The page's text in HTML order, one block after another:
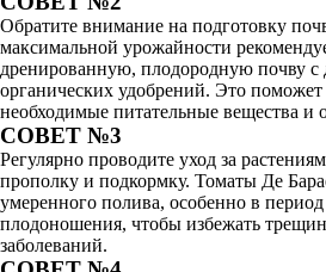
Обратите внимание на подготовку
максимальной урожайности
дренированную, плодородную почву с
органических удобрений. Это
необходимые питательные вещества и
СОВЕТ №3
Регулярно проводите уход за
прополку и подкормку. Томаты Де
умеренного полива, особенно в
плодоношения, чтобы избежать
заболеваний.